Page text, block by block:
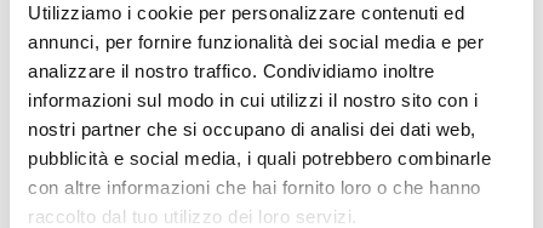
Utilizziamo i cookie per personalizzare contenuti ed
annunci, per fornire funzionalità dei social media e per
analizzare il nostro traffico. Condividiamo inoltre
informazioni sul modo in cui utilizzi il nostro sito con i
nostri partner che si occupano di analisi dei dati web,
pubblicità e social media, i quali potrebbero combinarle
con altre informazioni che hai fornito loro o che hanno
raccolto dal tuo utilizzo dei loro servizi.
Impostare un Timer di 30 minuti e farlo partire
Eseguire da 1 a 3 ripetizioni del primo esercizio, poi 30-40”
pausa
Eseguire da 1 a 3 ripetizioni del secondo esercizio, poi 30-40”
pausa
Eseguire da 1 a 3 ripetizioni del primo esercizio, poi 30-40”
pausa
Continua fino al termine del Timer
PS: focus nell’esprimere più forza/potenza che hai!